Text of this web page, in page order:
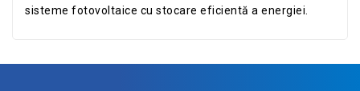
sisteme fotovoltaice cu stocare eficientă a energiei.